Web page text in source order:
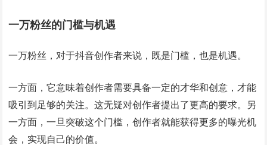
一万粉丝的门槛与机遇
一万粉丝，对于抖音创作者来说，既是门槛，也是机遇。
一方面，它意味着创作者需要具备一定的才华和创意，才能
吸引到足够的关注。这无疑对创作者提出了更高的要求。另
一方面，一旦突破这个门槛，创作者就能获得更多的曝光机
会，实现自己的价值。